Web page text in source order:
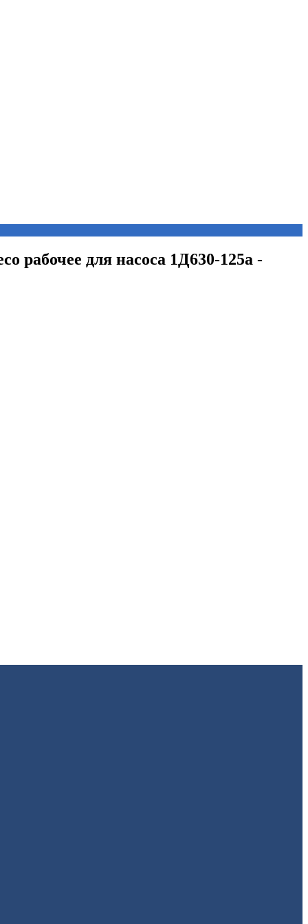
рабочее для насоса 1Д630-125а -